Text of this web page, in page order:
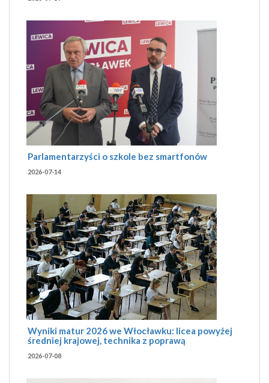
Parlamentarzyści o szkole bez smartfonów
2026-07-14
Wyniki matur 2026 we Włocławku: licea powyżej
średniej krajowej, technika z poprawą
2026-07-08